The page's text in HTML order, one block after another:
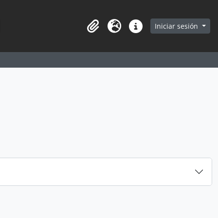
in browse page
Portapapeles
Idioma Enlaces rápidos
Iniciar sesión